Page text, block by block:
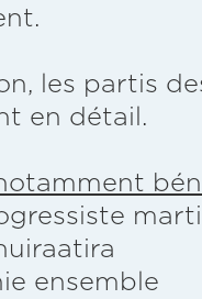
les partis
en détail.
ensemble